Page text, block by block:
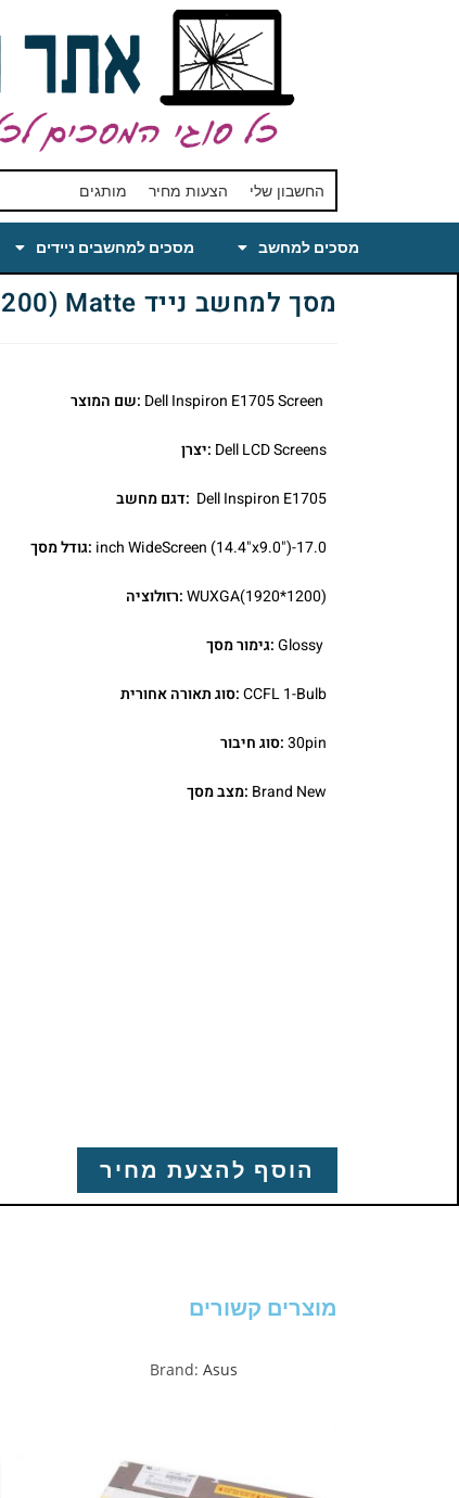
החשבון שלי הצעות מחיר מותגים
מסכים למחשב מסכים למחשבים ניידים
מסך למחשב נייד Dell Inspiron E1705 Laptop LCD Screen 17 WUXGA(1920×1200) Matte
:שם המוצר
Dell LCD Screens :יצרן
Dell Inspiron E1705 :דגם מחשב
17.0-inch WideScreen (14.4"x9.0") :גודל מסך
WUXGA(1920*1200):רזולוציה
Glossy:גימור מסך
CCFL 1-Bulb:סוג תאורה אחורית
30pin:סוג חיבור
Brand New :מצב מסך
הוסף להצעת מחיר
מוצרים קשורים
Brand: Asus